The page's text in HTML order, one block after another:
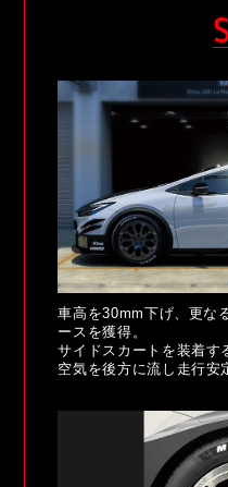
車高を30mm下げ、更な
ースを獲得。
サイドスカートを装着す
空気を後方に流し走行安